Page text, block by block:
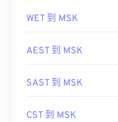
WET 到 MSK
AEST 到 MSK
SAST 到 MSK
CST 到 MSK